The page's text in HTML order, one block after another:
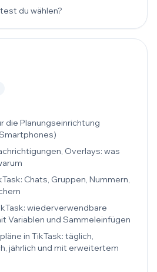
du wählen?
die Planungseinrichtung
Overlays: was
Chats, Gruppen, Nummern,
wiederverwendbare
Variablen und Sammeleinfügen
in TikTask: täglich,
jährlich und mit erweitertem